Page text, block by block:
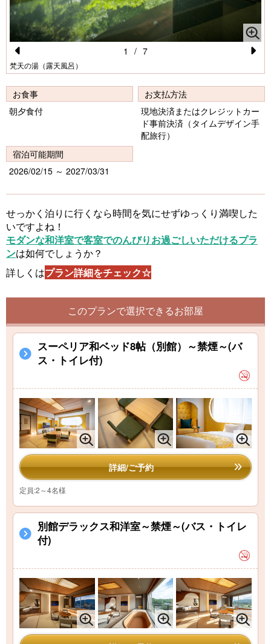
Pr
e
vi
o
s
梵天の湯（露天風呂）
e
xt
1 / 7
お食事
朝夕食付
お支払方法
現地決済またはクレジットカー
ド事前決済（タイムデザイン手
配旅行）
宿泊可能期間
2026/02/15 ～ 2027/03/31
せっかく泊りに行くなら時間を気にせずゆっくり満喫した
いですよね！
モダンな和洋室で客室でのんびりお過ごしいただけるプラ
ンは如何でしょうか？
詳しくはプラン詳細をチェック☆
このプランで選択できるお部屋
スーペリア和ベッド8帖（別館）～禁煙～(バ
ス・トイレ付)
詳細/ご予約
定員:2～4名様
別館デラックス和洋室～禁煙～(バス・トイレ
付)